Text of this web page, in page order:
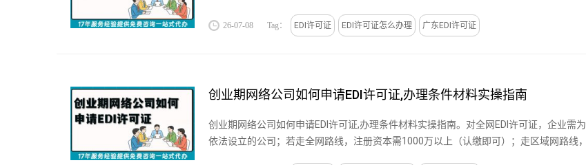
26-07-08 Tag： EDI许可证 EDI许可证怎么办理 广东EDI许可证
创业期网络公司如何申请EDI许可证,办理条件材料实操指南
创业期网络公司如何申请EDI许可证,办理条件材料实操指南。对全网EDI许可证，企业需为
依法设立的公司；若走全网路线，注册资本需1000万以上（认缴即可）；走区域网路线，